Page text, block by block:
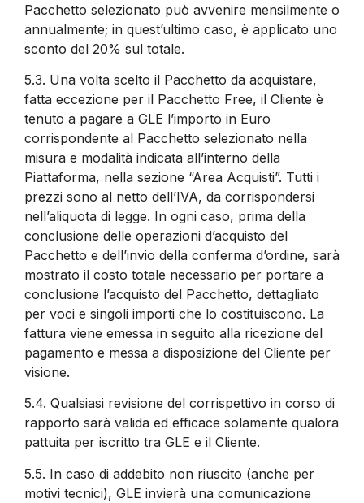
Pacchetto selezionato può avvenire mensilmente o
annualmente; in quest’ultimo caso, è applicato uno
sconto del 20% sul totale.
5.3. Una volta scelto il Pacchetto da acquistare,
fatta eccezione per il Pacchetto Free, il Cliente è
tenuto a pagare a GLE l’importo in Euro
corrispondente al Pacchetto selezionato nella
misura e modalità indicata all’interno della
Piattaforma, nella sezione “Area Acquisti”. Tutti i
prezzi sono al netto dell’IVA, da corrispondersi
nell’aliquota di legge. In ogni caso, prima della
conclusione delle operazioni d’acquisto del
Pacchetto e dell’invio della conferma d’ordine, sarà
mostrato il costo totale necessario per portare a
conclusione l’acquisto del Pacchetto, dettagliato
per voci e singoli importi che lo costituiscono. La
fattura viene emessa in seguito alla ricezione del
pagamento e messa a disposizione del Cliente per
visione.
5.4. Qualsiasi revisione del corrispettivo in corso di
rapporto sarà valida ed efficace solamente qualora
pattuita per iscritto tra GLE e il Cliente.
5.5. In caso di addebito non riuscito (anche per
motivi tecnici), GLE invierà una comunicazione